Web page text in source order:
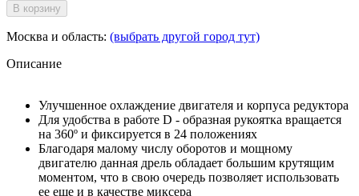
В корзину
Москва и область: (выбрать другой город тут)
Описание
Улучшенное охлаждение двигателя и корпуса редуктора
Для удобства в работе D - образная рукоятка вращается
на 360º и фиксируется в 24 положениях
Благодаря малому числу оборотов и мощному
двигателю данная дрель обладает большим крутящим
моментом, что в свою очередь позволяет использовать
ее еще и в качестве миксера